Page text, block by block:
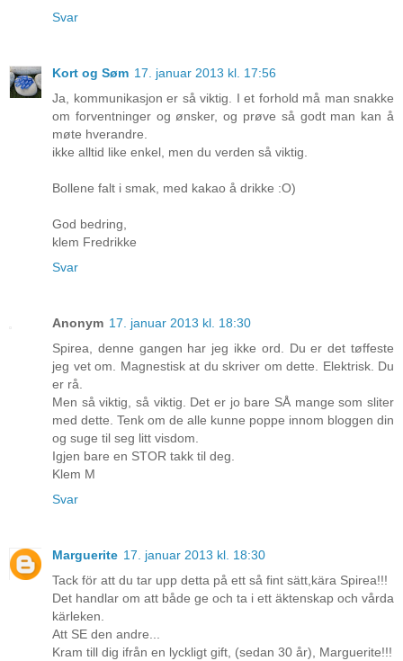
Svar
Kort og Søm 17. januar 2013 kl. 17:56
Ja, kommunikasjon er så viktig. I et forhold må man snakke
om forventninger og ønsker, og prøve så godt man kan å
møte hverandre.
ikke alltid like enkel, men du verden så viktig.
Bollene falt i smak, med kakao å drikke :O)
God bedring,
klem Fredrikke
Svar
Anonym 17. januar 2013 kl. 18:30
Spirea, denne gangen har jeg ikke ord. Du er det tøffeste
jeg vet om. Magnestisk at du skriver om dette. Elektrisk. Du
er rå.
Men så viktig, så viktig. Det er jo bare SÅ mange som sliter
med dette. Tenk om de alle kunne poppe innom bloggen din
og suge til seg litt visdom.
Igjen bare en STOR takk til deg.
Klem M
Svar
Marguerite 17. januar 2013 kl. 18:30
Tack för att du tar upp detta på ett så fint sätt,kära Spirea!!!
Det handlar om att både ge och ta i ett äktenskap och vårda
kärleken.
Att SE den andre...
Kram till dig ifrån en lyckligt gift, (sedan 30 år), Marguerite!!!